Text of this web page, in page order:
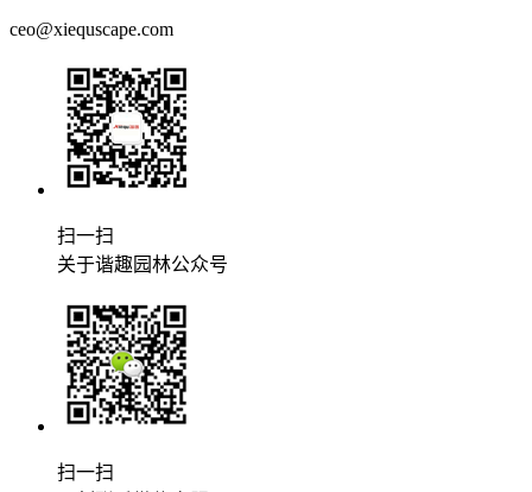
ceo@xiequscape.com
扫一扫
关于谐趣园林公众号
扫一扫